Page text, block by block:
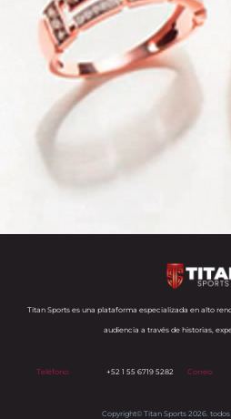
Titan Sports es una plataforma especializada en alto
audiencia a través de historias,
Teléfono: +52 1 55 6719 5282 Correo:
Copyright© Titan Sports 2026.